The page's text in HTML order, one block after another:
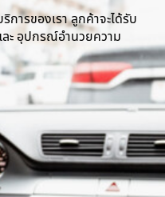
การของเรา ลูกค้าจะได้รับ
ะ อุปกรณ์อำนวยความ